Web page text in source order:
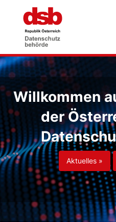
Willkommen
der
Aktuelles »